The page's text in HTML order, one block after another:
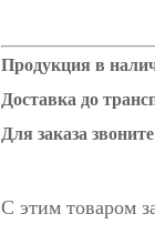
Продукция в
Доставка до
Для заказа
С этим товаром